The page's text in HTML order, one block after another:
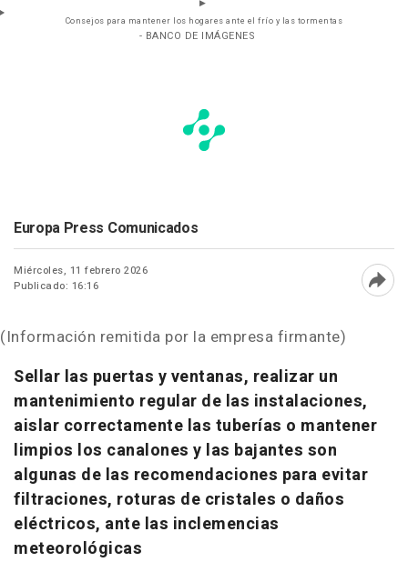
Consejos para mantener los hogares ante el frío y las tormentas
- BANCO DE IMÁGENES
Europa Press Comunicados
Miércoles, 11 febrero 2026
Publicado: 16:16
(Información remitida por la empresa firmante)
Sellar las puertas y ventanas, realizar un
mantenimiento regular de las instalaciones,
aislar correctamente las tuberías o mantener
limpios los canalones y las bajantes son
algunas de las recomendaciones para evitar
filtraciones, roturas de cristales o daños
eléctricos, ante las inclemencias
meteorológicas